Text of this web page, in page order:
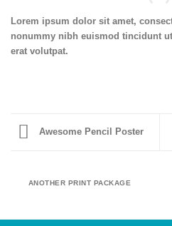
Lorem ipsum dolor sit amet,
nonummy nibh euismod tincidunt
erat volutpat.
Awesome Pencil Poster
ANOTHER PRINT PACKAGE